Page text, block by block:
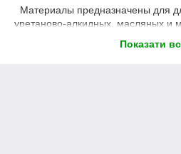
Материалы предназначены для
уретаново-алкидных, масляных и
Показати